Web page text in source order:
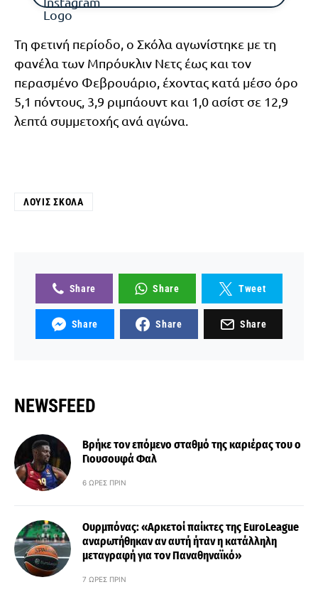
Τη φετινή περίοδο, ο Σκόλα αγωνίστηκε με τη
φανέλα των Μπρόυκλιν Νετς έως και τον
περασμένο Φεβρουάριο, έχοντας κατά μέσο όρο
5,1 πόντους, 3,9 ριμπάουντ και 1,0 ασίστ σε 12,9
λεπτά συμμετοχής ανά αγώνα.
ΛΟΥΊΣ ΣΚΌΛΑ
Share Share Tweet
Share Share Share
NEWSFEED
Βρήκε τον επόμενο σταθμό της καριέρας του ο
Γιουσουφά Φαλ
6 ΏΡΕΣ ΠΡΙΝ
Ουρμπόνας: «Αρκετοί παίκτες της EuroLeague
αναρωτήθηκαν αν αυτή ήταν η κατάλληλη
μεταγραφή για τον Παναθηναϊκό»
7 ΏΡΕΣ ΠΡΙΝ